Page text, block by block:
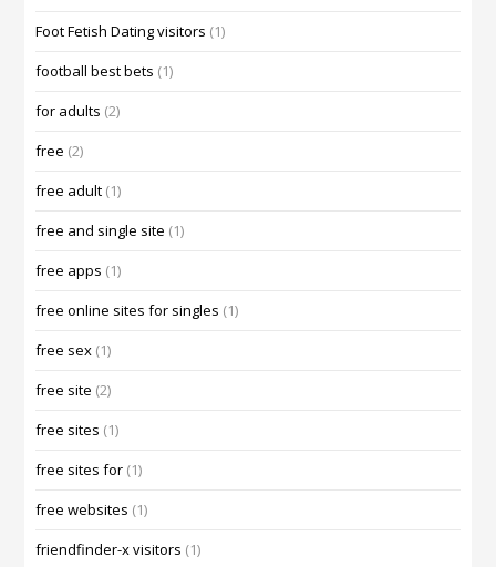
Foot Fetish Dating visitors (1)
football best bets (1)
for adults (2)
free (2)
free adult (1)
free and single site (1)
free apps (1)
free online sites for singles (1)
free sex (1)
free site (2)
free sites (1)
free sites for (1)
free websites (1)
friendfinder-x visitors (1)